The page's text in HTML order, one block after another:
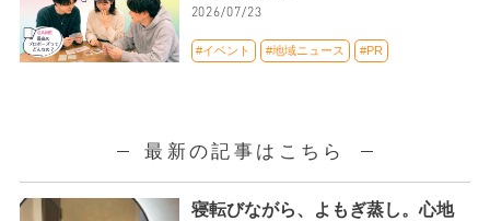
2026/07/23
#イベント #地域ニュース #PR
最新の記事はこちら
寝転びながら、よもぎ蒸し。心地